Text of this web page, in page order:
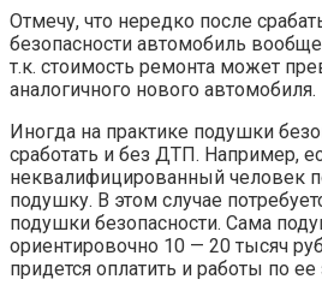
Отмечу, что нередко после
безопасности автомобиль
т.к. стоимость ремонта может
аналогичного нового автомобиля.
Иногда на практике подушки
сработать и без ДТП. Например,
неквалифицированный человек
подушку. В этом случае
подушки безопасности. Сама
ориентировочно 10 — 20 тысяч
придется оплатить и работы по ее